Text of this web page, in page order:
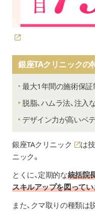
銀座TAクリニックの
最大1年間の施術保証
脱脂、ハムラ法、注
デザイン力が高いベ
銀座TAクリニック
は
ニック。
とくに、定期的な統括院
スキルアップを図ってい
また、クマ取りの種類は